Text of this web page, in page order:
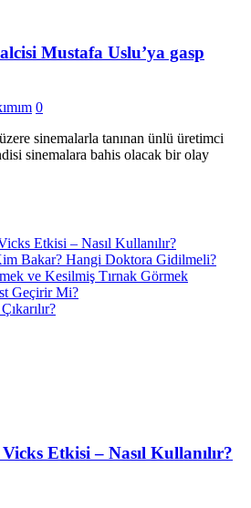
Mustafa Uslu’ya gasp
0
sinemalarla tanınan ünlü üretimci
sinemalara bahis olacak bir olay
Etkisi – Nasıl Kullanılır?
Bakar? Hangi Doktora Gidilmeli?
ve Kesilmiş Tırnak Görmek
Geçirir Mi?
Etkisi – Nasıl Kullanılır?